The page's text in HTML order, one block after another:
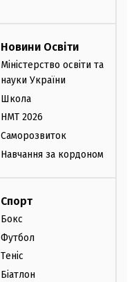
Новини Освіти
Міністерство освіти та
науки України
Школа
НМТ 2026
Саморозвиток
Навчання за кордоном
Спорт
Бокс
Футбол
Теніс
Біатлон